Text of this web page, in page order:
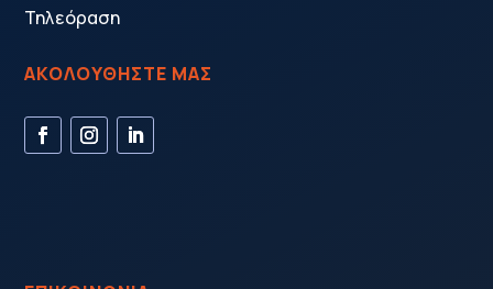
Τηλεόραση
ΑΚΟΛΟΥΘΗΣΤΕ ΜΑΣ